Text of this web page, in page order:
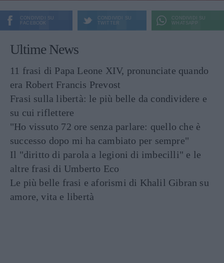
CONDIVIDI SU
FACEBOOK
CONDIVIDI SU
TWITTER
CONDIVIDI SU
WHATSAPP
Ultime News
11 frasi di Papa Leone XIV, pronunciate quando
era Robert Francis Prevost
Frasi sulla libertà: le più belle da condividere e
su cui riflettere
"Ho vissuto 72 ore senza parlare: quello che è
successo dopo mi ha cambiato per sempre"
Il "diritto di parola a legioni di imbecilli" e le
altre frasi di Umberto Eco
Le più belle frasi e aforismi di Khalil Gibran su
amore, vita e libertà